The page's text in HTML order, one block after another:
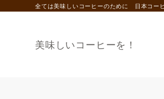
美味しいコーヒーを！
全ては美味しいコーヒーのために 日本コー